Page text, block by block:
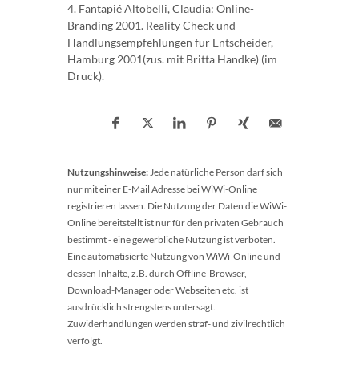
4. Fantapié Altobelli, Claudia: Online-
Branding 2001. Reality Check und
Handlungsempfehlungen für Entscheider,
Hamburg 2001(zus. mit Britta Handke) (im
Druck).
Nutzungshinweise:Jede natürliche Person darf sich
nur mit einer E-Mail Adresse bei WiWi-Online
registrieren lassen. Die Nutzung der Daten die WiWi-
Online bereitstellt ist nur für den privaten Gebrauch
bestimmt - eine gewerbliche Nutzung ist verboten.
Eine automatisierte Nutzung von WiWi-Online und
dessen Inhalte, z.B. durch Offline-Browser,
Download-Manager oder Webseiten etc. ist
ausdrücklich strengstens untersagt.
Zuwiderhandlungen werden straf- und zivilrechtlich
verfolgt.